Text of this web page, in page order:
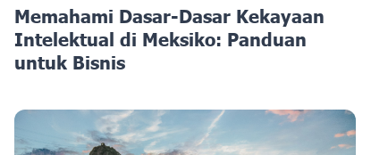
Memahami Dasar-Dasar Kekayaan
Intelektual di Meksiko: Panduan
untuk Bisnis